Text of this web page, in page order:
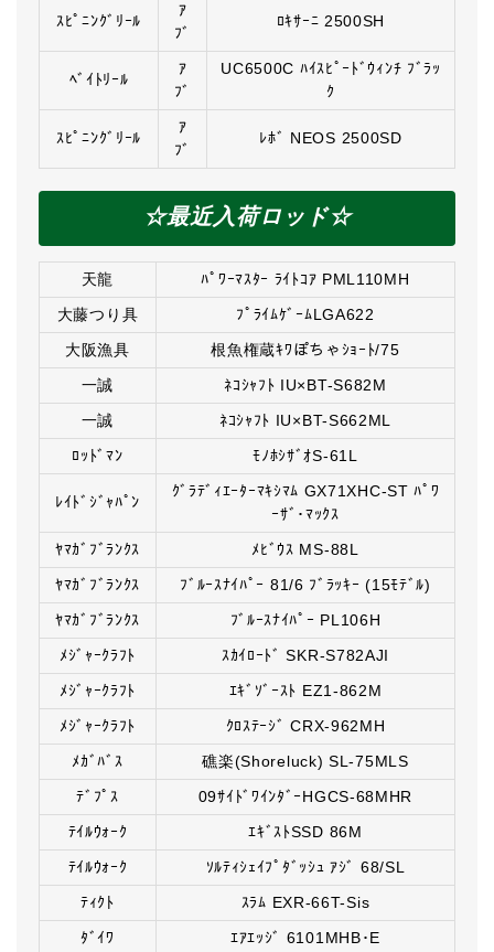
ｽﾋﾟﾆﾝｸﾞﾘｰﾙ
ｱ
ﾌﾞ
ﾛｷｻｰﾆ 2500SH
ﾍﾞｲﾄﾘｰﾙ
ｱ
ﾌﾞ
UC6500C ﾊｲｽﾋﾟｰﾄﾞｳｨﾝﾁ ﾌﾞﾗｯ
ｸ
ｽﾋﾟﾆﾝｸﾞﾘｰﾙ
ｱ
ﾌﾞ
ﾚﾎﾞ NEOS 2500SD
☆最近入荷ロッド☆
天龍
ﾊﾟﾜｰﾏｽﾀｰ ﾗｲﾄｺｱ PML110MH
大藤つり具
ﾌﾟﾗｲﾑｹﾞｰﾑLGA622
大阪漁具
根魚権蔵ｷﾜぽちゃｼｮｰﾄ/75
一誠
ﾈｺｼｬﾌﾄ IU×BT-S682M
一誠
ﾈｺｼｬﾌﾄ IU×BT-S662ML
ﾛｯﾄﾞﾏﾝ
ﾓﾉﾎｼｻﾞｵS-61L
ﾚｲﾄﾞｼﾞｬﾊﾟﾝ
ｸﾞﾗﾃﾞｨｴｰﾀｰﾏｷｼﾏﾑ GX71XHC-ST ﾊﾟﾜ
ｰｻﾞ･ﾏｯｸｽ
ﾔﾏｶﾞﾌﾞﾗﾝｸｽ
ﾒﾋﾞｳｽ MS-88L
ﾔﾏｶﾞﾌﾞﾗﾝｸｽ
ﾌﾞﾙｰｽﾅｲﾊﾟｰ 81/6 ﾌﾞﾗｯｷｰ (15ﾓﾃﾞﾙ)
ﾔﾏｶﾞﾌﾞﾗﾝｸｽ
ﾌﾞﾙｰｽﾅｲﾊﾟｰ PL106H
ﾒｼﾞｬｰｸﾗﾌﾄ
ｽｶｲﾛｰﾄﾞ SKR-S782AJI
ﾒｼﾞｬｰｸﾗﾌﾄ
ｴｷﾞｿﾞｰｽﾄ EZ1-862M
ﾒｼﾞｬｰｸﾗﾌﾄ
ｸﾛｽﾃｰｼﾞ CRX-962MH
ﾒｶﾞﾊﾞｽ
礁楽(Shoreluck) SL-75MLS
ﾃﾞﾌﾟｽ
09ｻｲﾄﾞﾜｲﾝﾀﾞｰHGCS-68MHR
ﾃｲﾙｳｫｰｸ
ｴｷﾞｽﾄSSD 86M
ﾃｲﾙｳｫｰｸ
ｿﾙﾃｨｼｪｲﾌﾟﾀﾞｯｼｭ ｱｼﾞ 68/SL
ﾃｨｸﾄ
ｽﾗﾑ EXR-66T-Sis
ﾀﾞｲﾜ
ｴｱｴｯｼﾞ 6101MHB･E